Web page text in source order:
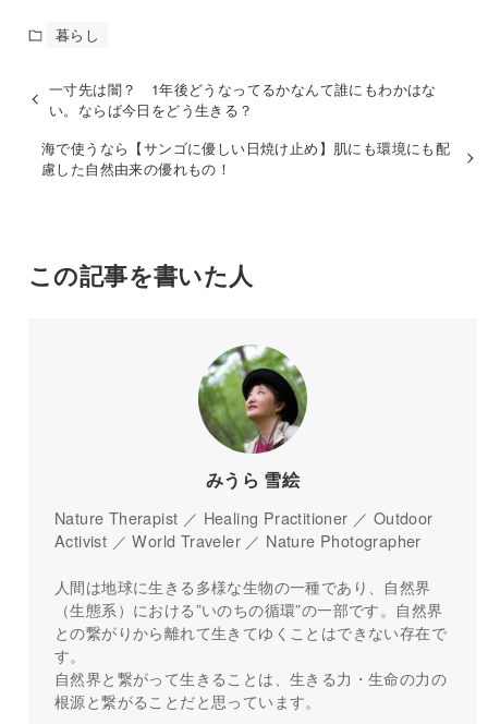
暮らし
一寸先は闇？ 1年後どうなってるかなんて誰にもわかはな
い。ならば今日をどう生きる？
海で使うなら【サンゴに優しい日焼け止め】肌にも環境にも配
慮した自然由来の優れもの！
この記事を書いた人
みうら 雪絵
Nature Therapist ／ Healing Practitioner ／ Outdoor
Activist ／ World Traveler ／ Nature Photographer
人間は地球に生きる多様な生物の一種であり、自然界
（生態系）における”いのちの循環”の一部です。自然界
との繋がりから離れて生きてゆくことはできない存在で
す。
自然界と繋がって生きることは、生きる力・生命の力の
根源と繋がることだと思っています。